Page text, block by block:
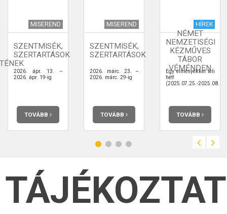
MISEREND
SZENTMISÉK,
SZERTARTÁSOK
2026. ápr. 13. –
2026. ápr. 19-ig
TOVÁBB
MISEREND
SZENTMISÉK,
SZERTARTÁSOK
2026. márc. 23. –
2026. márc. 29-ig
TOVÁBB
HÍREK
NÉMET
NEMZETISÉGI
KÉZMŰVES
TÁBOR
VÉMÉNDEN
Egy élményekkel teli
hét!
(2025.07.25.-
TOVÁBB